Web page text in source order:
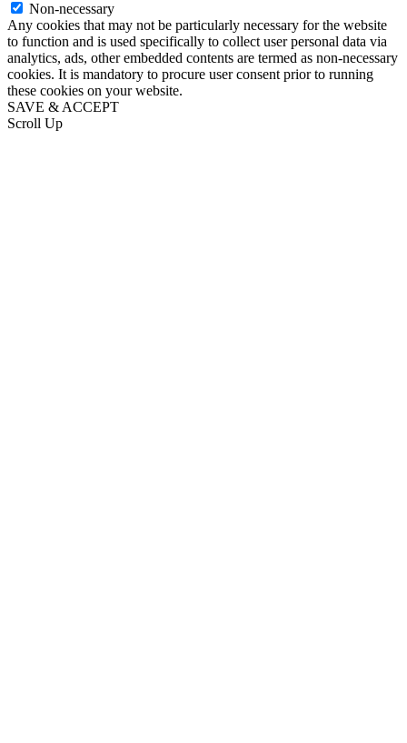
Non-necessary
Any cookies that may not be particularly necessary for the website
to function and is used specifically to collect user personal data via
analytics, ads, other embedded contents are termed as non-necessary
cookies. It is mandatory to procure user consent prior to running
these cookies on your website.
SAVE & ACCEPT
Scroll Up